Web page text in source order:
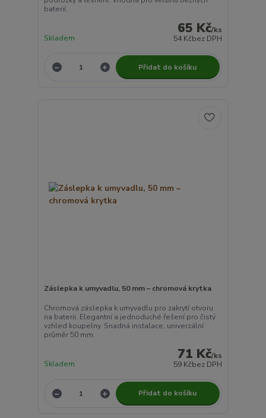
baterií.
65 Kč/ks
54 Kčbez DPH
Skladem
Přidat do košíku
Záslepka k umyvadlu, 50 mm – chromová krytka
Chromová záslepka k umyvadlu pro zakrytí otvoru
na baterii. Elegantní a jednoduché řešení pro čistý
vzhled koupelny. Snadná instalace, univerzální
průměr 50 mm.
71 Kč/ks
59 Kčbez DPH
Skladem
Přidat do košíku